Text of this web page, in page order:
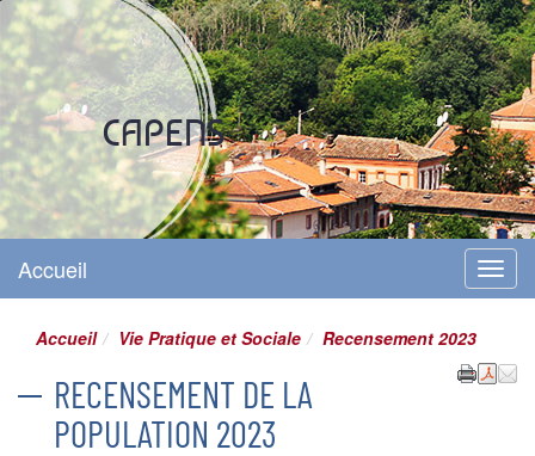
CAPENS
Site officiel
Menu
Accueil
Accueil Vie Pratique et Sociale Recensement 2023
RECENSEMENT DE LA
POPULATION 2023